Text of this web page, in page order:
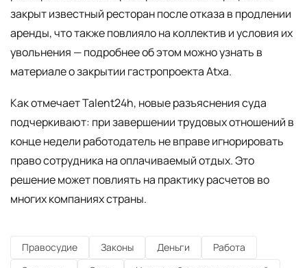
закрыт известный ресторан после отказа в продлении
аренды, что также повлияло на коллектив и условия их
увольнения — подробнее об этом можно узнать в
материале о закрытии гастропроекта Atxa.
Как отмечает Talent24h, новые разъяснения суда
подчеркивают: при завершении трудовых отношений в
конце недели работодатель не вправе игнорировать
право сотрудника на оплачиваемый отдых. Это
решение может повлиять на практику расчетов во
многих компаниях страны.
Правосудие Законы Деньги
Работа